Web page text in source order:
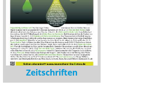
Zeitschriften